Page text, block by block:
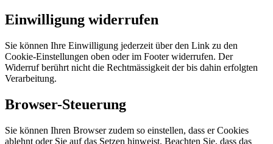
Einwilligung widerrufen
Sie können Ihre Einwilligung jederzeit über den Link zu den
Cookie-Einstellungen oben oder im Footer widerrufen. Der
Widerruf berührt nicht die Rechtmässigkeit der bis dahin erfolgten
Verarbeitung.
Browser-Steuerung
Sie können Ihren Browser zudem so einstellen, dass er Cookies
ablehnt oder Sie auf das Setzen hinweist. Beachten Sie, dass das